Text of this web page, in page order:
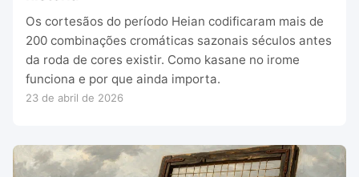
Os cortesãos do período Heian codificaram mais de
200 combinações cromáticas sazonais séculos antes
da roda de cores existir. Como kasane no irome
funciona e por que ainda importa.
23 de abril de 2026